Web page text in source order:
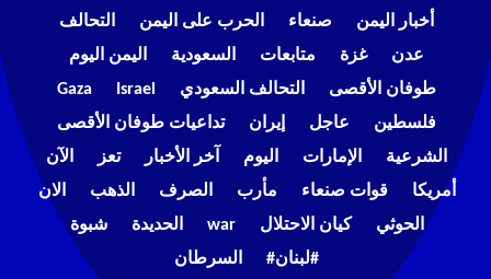
أخبار اليمن
صنعاء الحرب على اليمن
التحالف
عدن
غزة متابعات السعودية
اليمن اليوم
طوفان الأقصى
التحالف السعودي Israel
Gaza
فلسطين
عاجل إيران
تداعيات طوفان الأقصى
الشرعية
الإمارات اليوم آخر الأخبار تعز
الآن
أمريكا
قوات صنعاء مأرب الصرف الذهب
الان
الحوثي
كيان الاحتلال war الحديدة
شبوة
#لبنان#
السرطان